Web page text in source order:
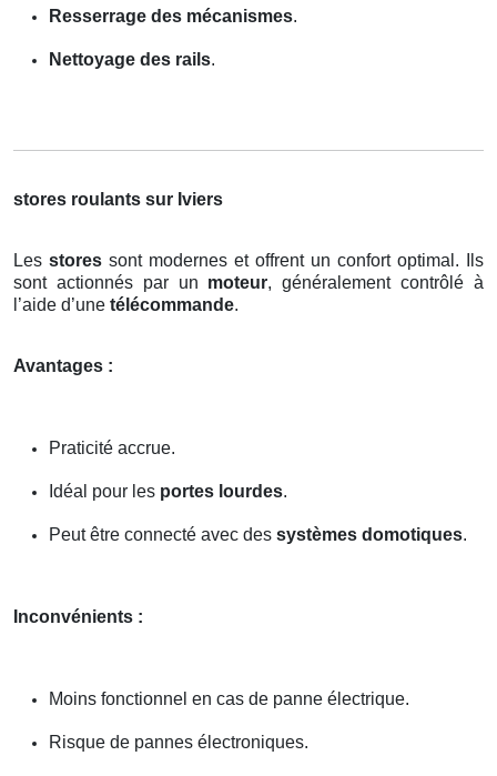
Resserrage des mécanismes.
Nettoyage des rails.
stores roulants sur Iviers
Les stores sont modernes et offrent un confort optimal. Ils
sont actionnés par un moteur, généralement contrôlé à
l’aide d’une télécommande.
Avantages :
Praticité accrue.
Idéal pour les portes lourdes.
Peut être connecté avec des systèmes domotiques.
Inconvénients :
Moins fonctionnel en cas de panne électrique.
Risque de pannes électroniques.